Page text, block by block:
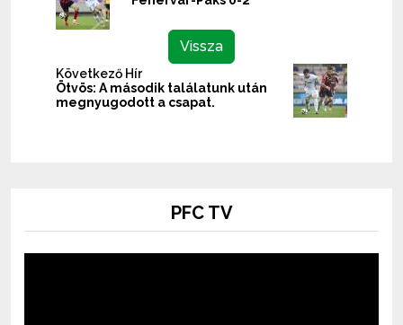
Vissza
Következő Hír
Ötvös: A második találatunk után
megnyugodott a csapat.
PFC TV